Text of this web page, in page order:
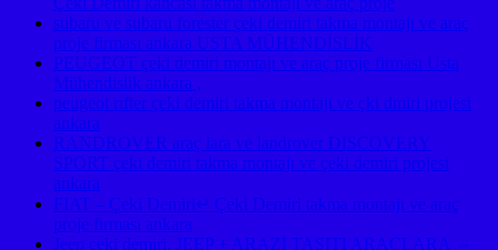
subaru ve subaru forester çeki demiri takma montajı ve araç
proje firması ankara USTA MÜHENDİSLİK
PEUGEOT çeki demiri montajı ve araç proje firması Usta
Mühendislik ankara ,
peugeot rıfter çeki demiri takma montajı ve çki dmiri projesi
ankara
RANDROVER araç lara ve landrover DISCOVERY
SPORT çeki demiri takma montajı ve çeki demiri projesi
ankara
FIAT – Çeki Demiri↵ Çeki Demiri takma montajı ve araç
proje firması ankara
Jeep çeki demiri, JEEP + ARAZİ TAŞITI ARAÇLARA ⇔